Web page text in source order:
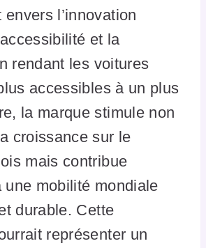
l’innovation
et la
rendant les voitures
accessibles à un plus
la marque stimule non
croissance sur le
mais contribue
une mobilité mondiale
durable. Cette
représenter un